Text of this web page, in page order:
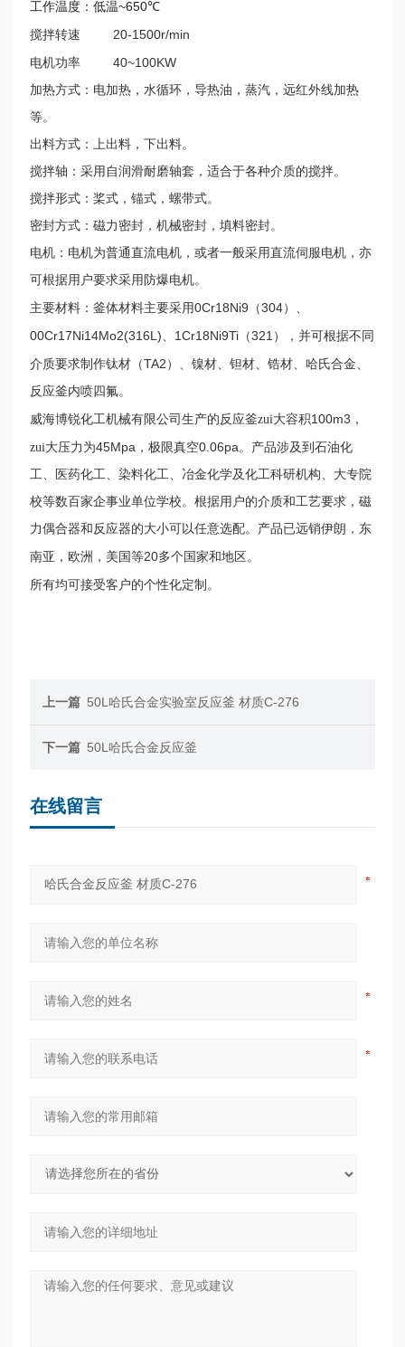
工作温度：低温~650℃
搅拌转速 20-1500r/min
电机功率 40~100KW
加热方式：电加热，水循环，导热油，蒸汽，远红外线加热
等。
出料方式：上出料，下出料。
搅拌轴：采用自润滑耐磨轴套，适合于各种介质的搅拌。
搅拌形式：桨式，锚式，螺带式。
密封方式：磁力密封，机械密封，填料密封。
电机：电机为普通直流电机，或者一般采用直流伺服电机，亦
可根据用户要求采用防爆电机。
主要材料：釜体材料主要采用0Cr18Ni9 （304）、
00Cr17Ni14Mo2(316L) 1Cr18Ni9Ti （321 ），并可根据不同
介质要求制作钛材（TA2 ）、镍材、钽材、锆材、哈氏合金、
反应釜内喷四氟。
威海博锐化工机械有限公司生产的反应釜zui大容积100m3 ，
zui大压力为45Mpa ，极限真空0.06pa 。产品涉及到石油化
工、医药化工、染料化工、冶金化学及化工科研机构、大专院
校等数百家企事业单位学校。根据用户的介质和工艺要求，磁
力偶合器和反应器的大小可以任意选配。 产品已远销伊朗，东
南亚，欧洲，美国等20多个国家和地区。
所有均可接受客户的个性化定制。
上一篇 50L哈氏合金实验室反应釜 材质C-276
下一篇 50L哈氏合金反应釜
在线留言